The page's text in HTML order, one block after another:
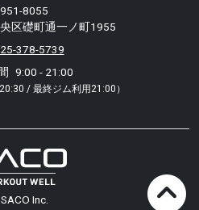
8055
区礎町通一ノ町1955
378-5739
9:00 - 21:00
/ 最終ジム利用21:00）
Inc.